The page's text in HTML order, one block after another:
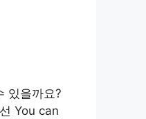
있을까요?
You can